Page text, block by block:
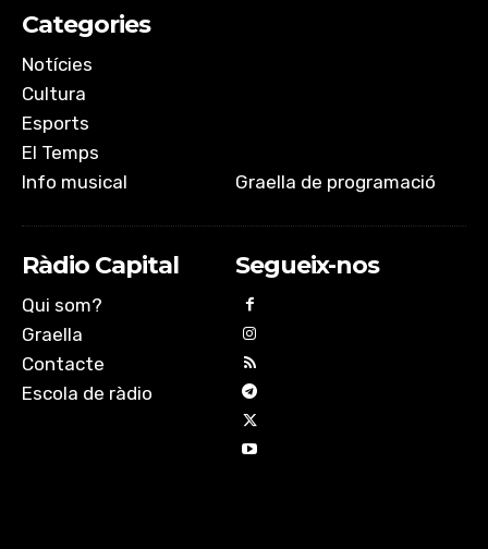
EMBED
Categories
Notícies
Cultura
Esports
El Temps
Info musical
Graella de programació
Ràdio Capital
Qui som?
Graella
Contacte
Escola de ràdio
Segueix-nos